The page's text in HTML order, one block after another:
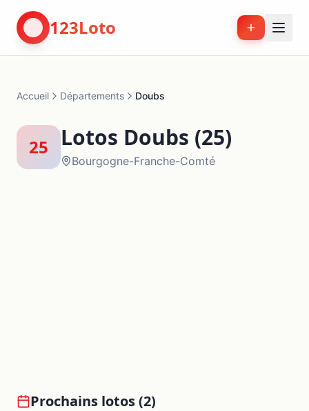
123Loto
Accueil Départements Doubs
25 Lotos Doubs (25)
Bourgogne-Franche-Comté
Prochains lotos (2)